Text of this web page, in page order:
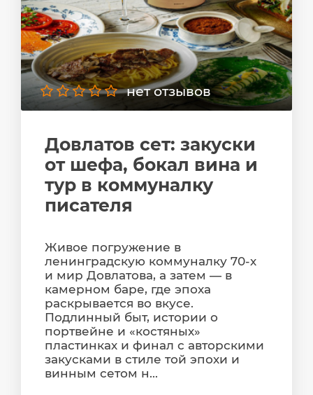
нет отзывов
Довлатов сет: закуски
от шефа, бокал вина и
тур в коммуналку
писателя
Живое погружение в
ленинградскую коммуналку 70-х
и мир Довлатова, а затем — в
камерном баре, где эпоха
раскрывается во вкусе.
Подлинный быт, истории о
портвейне и «костяных»
пластинках и финал с авторскими
закусками в стиле той эпохи и
винным сетом н...